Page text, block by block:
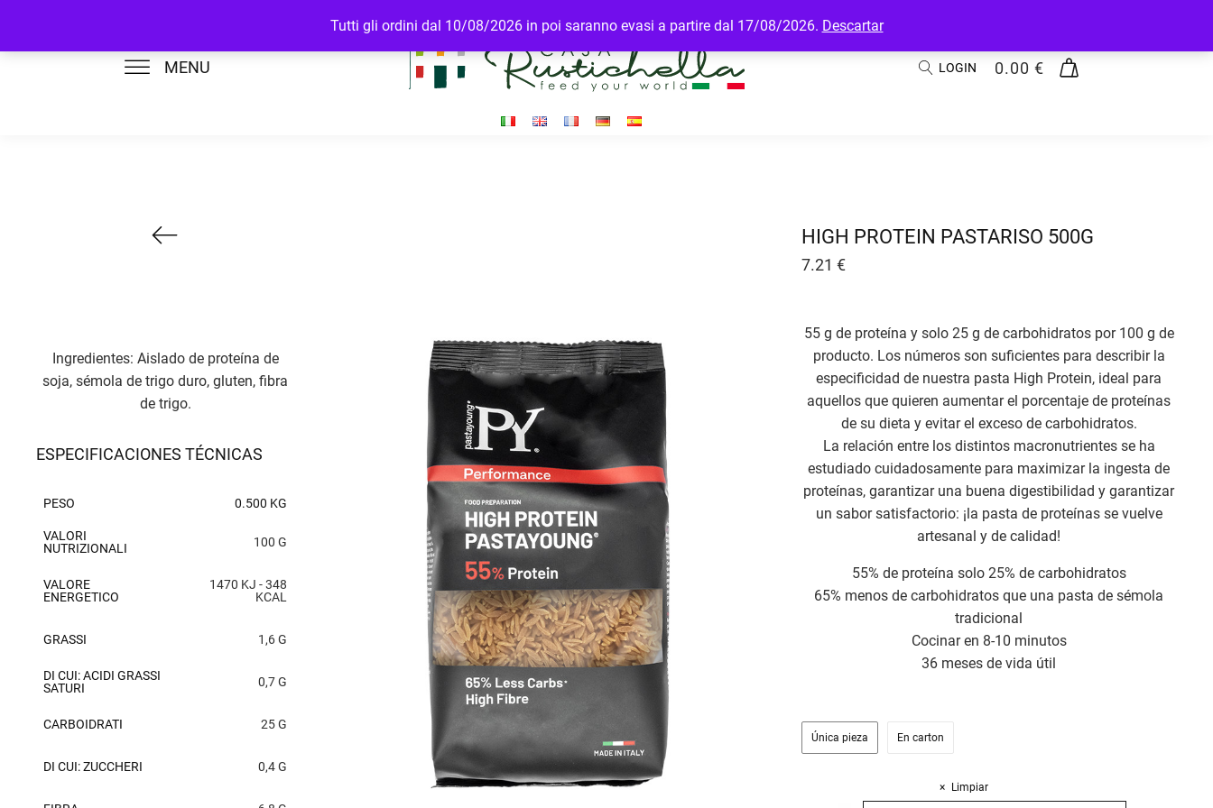
Tutti gli ordini dal 10/08/2026 in poi saranno evasi a partire dal 17/08/2026. Descartar
MENU LOGIN 0.00 €
Ingredientes: Aislado de proteína de
soja, sémola de trigo duro, gluten, fibra
de trigo.
ESPECIFICACIONES TÉCNICAS
PESO 0.500 KG
VALORI
NUTRIZIONALI
100 G
VALORE
ENERGETICO
1470 KJ - 348
KCAL
GRASSI 1,6 G
DI CUI: ACIDI GRASSI
SATURI
0,7 G
CARBOIDRATI 25 G
DI CUI: ZUCCHERI 0,4 G
HIGH PROTEIN PASTARISO 500G
7.21 €
55 g de proteína y solo 25 g de carbohidratos por 100 g de
producto. Los números son suficientes para describir la
especificidad de nuestra pasta High Protein, ideal para
aquellos que quieren aumentar el porcentaje de proteínas
de su dieta y evitar el exceso de carbohidratos.
La relación entre los distintos macronutrientes se ha
estudiado cuidadosamente para maximizar la ingesta de
proteínas, garantizar una buena digestibilidad y garantizar
un sabor satisfactorio: ¡la pasta de proteínas se vuelve
artesanal y de calidad!
55% de proteína solo 25% de carbohidratos
65% menos de carbohidratos que una pasta de sémola
tradicional
Cocinar en 8-10 minutos
36 meses de vida útil
Única pieza En carton
Limpiar